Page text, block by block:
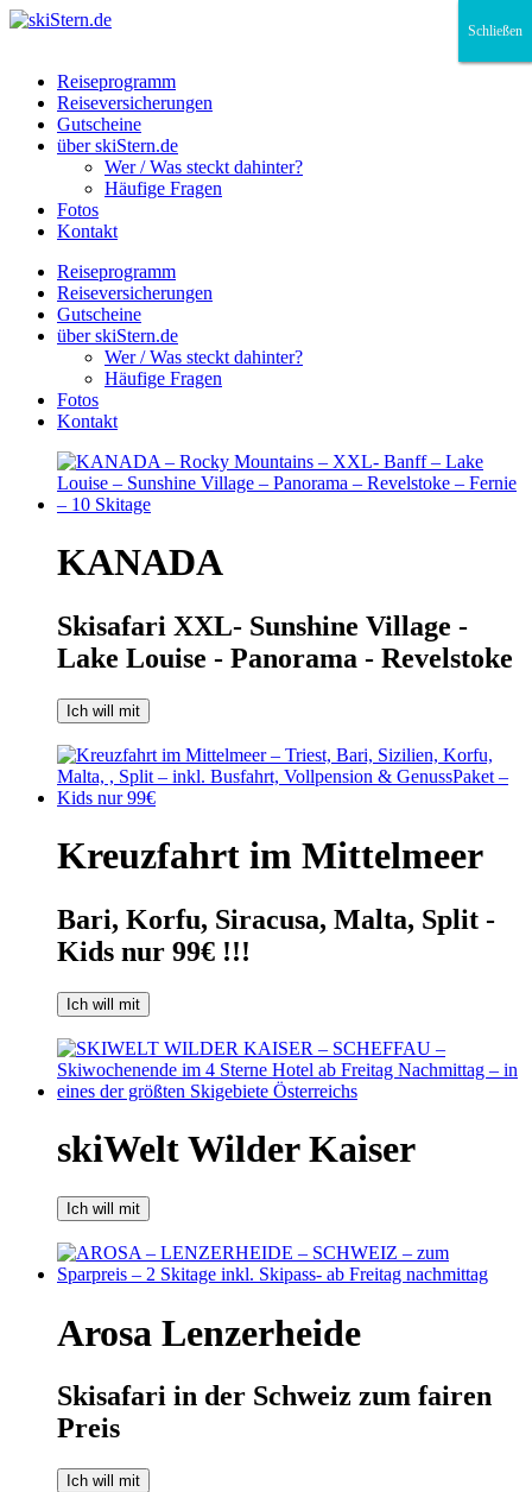
Reiseprogramm
Reiseversicherungen
Gutscheine
über skiStern.de
Wer / Was steckt dahinter?
Häufige Fragen
Fotos
Kontakt
Reiseprogramm
Reiseversicherungen
Gutscheine
über skiStern.de
Wer / Was steckt dahinter?
Häufige Fragen
Fotos
Kontakt
KANADA
Skisafari XXL- Sunshine Village -
Lake Louise - Panorama - Revelstoke
Ich will mit
Kreuzfahrt im Mittelmeer
Bari, Korfu, Siracusa, Malta, Split -
Kids nur 99€ !!!
Ich will mit
skiWelt Wilder Kaiser
Ich will mit
Arosa Lenzerheide
Skisafari in der Schweiz zum fairen
Preis
Ich will mit
Schließen
Schließen
Schließen